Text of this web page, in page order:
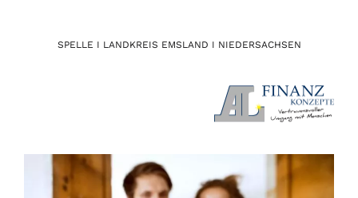
SPELLE I LANDKREIS EMSLAND I NIEDERSACHSEN